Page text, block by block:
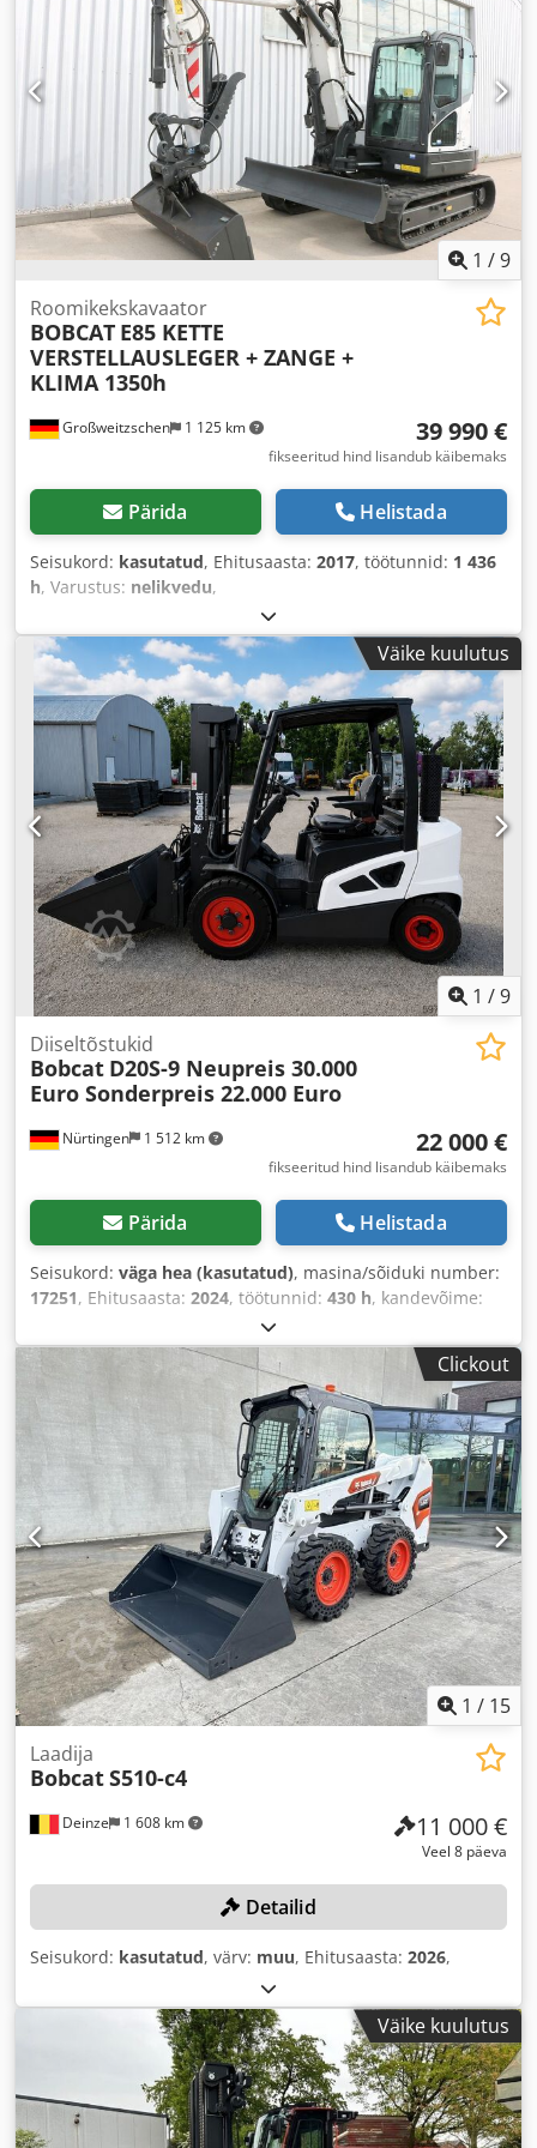
1 /9
Großweitzschen 1 125 km
Roomikekskavaator
BOBCAT E85 KETTE
VERSTELLAUSLEGER + ZANGE +
KLIMA 1350h
39 990 €
fikseeritud hind lisandub käibemaks
Pärida Helistada
Seisukord: kasutatud, Ehitusaasta: 2017, töötunnid: 1 436
h, Varustus: nelikvedu,
Väike kuulutus
1 /9
Nürtingen 1 512 km
Diiseltõstukid
Bobcat D20S-9 Neupreis 30.000
Euro Sonderpreis 22.000 Euro
22 000 €
fikseeritud hind lisandub käibemaks
Pärida Helistada
Seisukord: väga hea (kasutatud), masina/sõiduki number:
17251, Ehitusaasta: 2024, töötunnid: 430 h, kandevõime:
4 730 mm
mm, koormekese:500 mm, kütuse tüüp:diisel, masti tüüp:
kolmekordne (triplex)
, ehituskõrgus:
, kahvli
1 050 mm , eesrattarehvi suurus:7.00-15 5.50,
tagumise rehvi suurus:
6.50-10, kogumass:4 053 kg ,
Clickout
1 / 15
Deinze 1 608 km
Laadija
BobcatS510-c4
11 000 €
Veel 8 päeva
Detailid
Seisukord: kasutatud, värv: muu, Ehitusaasta: 2026,
Väike kuulutus